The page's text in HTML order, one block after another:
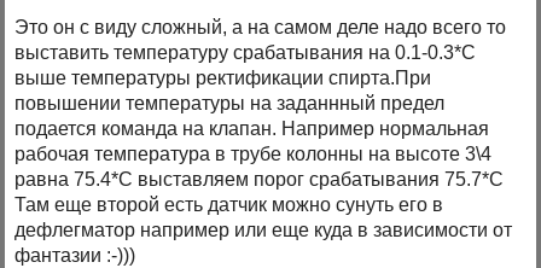
Это он с виду сложный, а на самом деле надо всего то
выставить температуру срабатывания на 0.1-0.3*С
выше температуры ректификации спирта.При
повышении температуры на заданнный предел
подается команда на клапан. Например нормальная
рабочая температура в трубе колонны на высоте 3\4
равна 75.4*С выставляем порог срабатывания 75.7*С
Там еще второй есть датчик можно сунуть его в
дефлегматор например или еще куда в зависимости от
фантазии :-)))